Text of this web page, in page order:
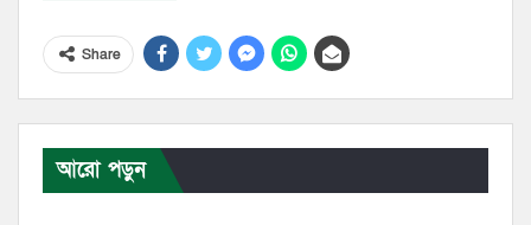
Share
আরো পড়ুন